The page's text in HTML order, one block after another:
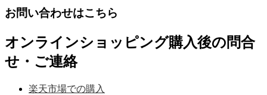
お問い合わせはこちら
オンラインショッピング購入後の問合
せ・ご連絡
楽天市場での購入